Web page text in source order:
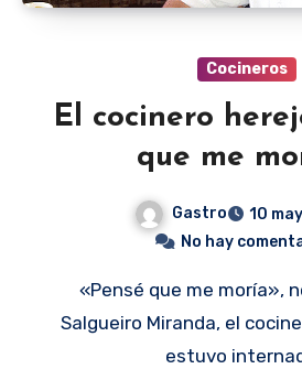
Cocineros
El cocinero
que me
Gastro
10
No hay
«Pensé que me moría», nos dijo Teddy
Salgueiro Miranda, el
estuvo